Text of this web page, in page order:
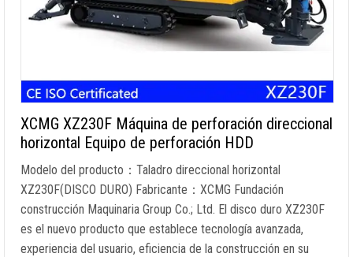
XCMG XZ230F Máquina de perforación direccional
horizontal Equipo de perforación HDD
Modelo del producto：Taladro direccional horizontal
XZ230F(DISCO DURO) Fabricante：XCMG Fundación
construcción Maquinaria Group Co.; Ltd. El disco duro XZ230F
es el nuevo producto que establece tecnología avanzada,
experiencia del usuario, eficiencia de la construcción en su